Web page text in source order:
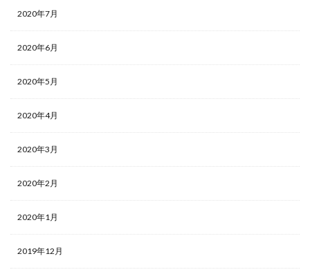
2020年7月
2020年6月
2020年5月
2020年4月
2020年3月
2020年2月
2020年1月
2019年12月